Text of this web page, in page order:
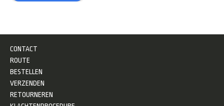
CONTACT
ROUTE
BESTELLEN
VERZENDEN
RETOURNEREN